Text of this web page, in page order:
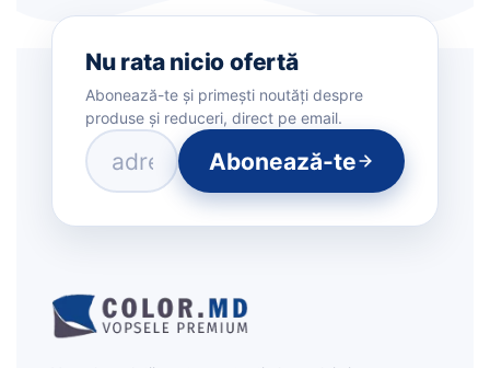
Nu rata nicio ofertă
Abonează-te și primești noutăți despre
produse și reduceri, direct pe email.
Abonează-te